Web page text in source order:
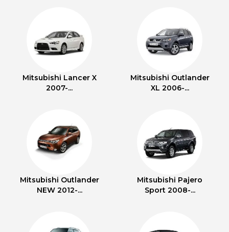
Mitsubishi Lancer X
2007-...
Mitsubishi Outlander
XL 2006-...
Mitsubishi Outlander
NEW 2012-...
Mitsubishi Pajero
Sport 2008-...